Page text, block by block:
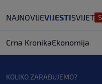
NAJNOVIJEVIJESTISVIJET
Crna KronikaEkonomija
KOLIKO ZARAĐUJEMO?